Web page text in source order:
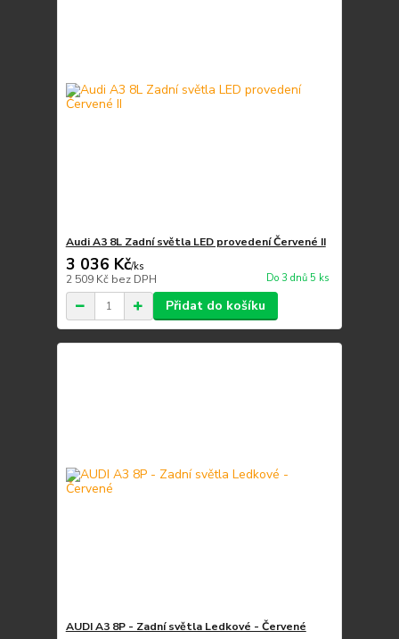
Audi A3 8L Zadní světla LED provedení Červené II
3 036 Kč/ks
2 509 Kč bez DPH Do 3 dnů 5 ks
Přidat do košíku
AUDI A3 8P - Zadní světla Ledkové - Červené